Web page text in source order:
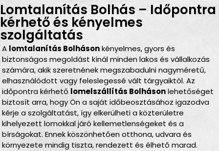
Lomtalanítás Bolhás – Időpontra
kérhető és kényelmes
szolgáltatás
A lomtalanítás Bolhásonkényelmes, gyors és
biztonságos megoldást kínál minden lakos és vállalkozás
számára, akik szeretnének megszabadulni nagyméretű,
elhasználódott vagy feleslegessé vált tárgyaiktól. Az
időpontra kérhető lomelszállítás Bolhásonlehetőséget
biztosít arra, hogy Ön a saját időbeosztásához igazodva
kérje a szolgáltatást, így elkerülheti a közterületre
kihelyezett lomokkal járó kellemetlenségeket és a
bírságokat. Ennek köszönhetően otthona, udvara és
környezete mindig tiszta, rendezett és élhető marad.